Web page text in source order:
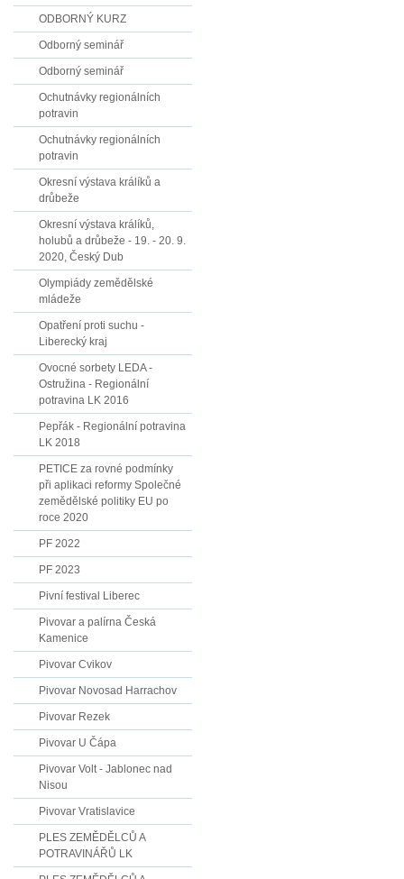
ODBORNÝ KURZ
Odborný seminář
Odborný seminář
Ochutnávky regionálních
potravin
Ochutnávky regionálních
potravin
Okresní výstava králíků a
drůbeže
Okresní výstava králíků,
holubů a drůbeže - 19. - 20. 9.
2020, Český Dub
Olympiády zemědělské
mládeže
Opatření proti suchu -
Liberecký kraj
Ovocné sorbety LEDA -
Ostružina - Regionální
potravina LK 2016
Pepřák - Regionální potravina
LK 2018
PETICE za rovné podmínky
při aplikaci reformy Společné
zemědělské politiky EU po
roce 2020
PF 2022
PF 2023
Pivní festival Liberec
Pivovar a palírna Česká
Kamenice
Pivovar Cvikov
Pivovar Novosad Harrachov
Pivovar Rezek
Pivovar U Čápa
Pivovar Volt - Jablonec nad
Nisou
Pivovar Vratislavice
PLES ZEMĚDĚLCŮ A
POTRAVINÁŘŮ LK